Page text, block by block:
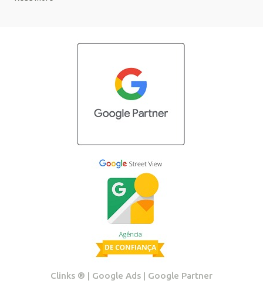
Clinks ®️ | Google Ads | Google Partner